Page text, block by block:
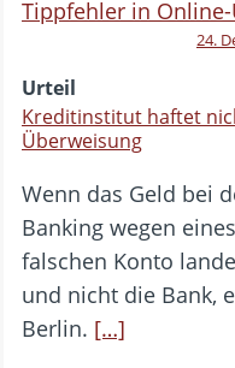
24.
Urteil
Kreditinstitut haftet
Überweisung
Wenn das Geld bei
Banking wegen
falschen Konto
und nicht die Bank,
Berlin. […]